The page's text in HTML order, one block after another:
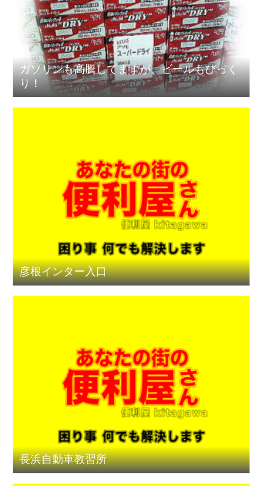
ガソリンも高騰してますが、ビールもびっく
り！
彦根インター入口
長浜自動車教習所